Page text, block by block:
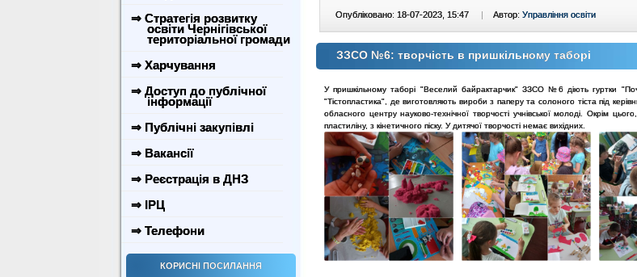
⇒ Стратегія розвитку
освіти Чернігівської
територіальної громади
⇒ Харчування
⇒ Доступ до публічної
інформації
⇒ Публічні закупівлі
⇒ Вакансії
⇒ Реєстрація в ДНЗ
⇒ ІРЦ
⇒ Телефони
КОРИСНІ ПОСИЛАННЯ
Опубліковано: 18-07-2023, 15:47 | Автор: Управління освіти
ЗЗСО №6: творчість в пришкільному таборі
У пришкільному таборі "Веселий байрактарчик" ЗЗСО №6 діють гуртки
"Тістопластика", де виготовляють вироби з паперу та солоного тіста під
обласного центру науково-технічної творчості учнівської молоді. Окрім
пластиліну, з кінетичного піску. У дитячої творчості немає вихідних.